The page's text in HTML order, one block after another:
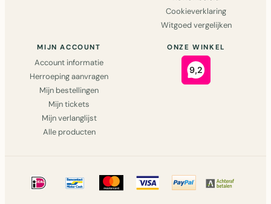
Cookieverklaring
Witgoed vergelijken
MIJN ACCOUNT
Account informatie
Herroeping aanvragen
Mijn bestellingen
Mijn tickets
Mijn verlanglijst
Alle producten
ONZE WINKEL